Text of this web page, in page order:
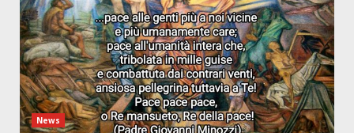
News